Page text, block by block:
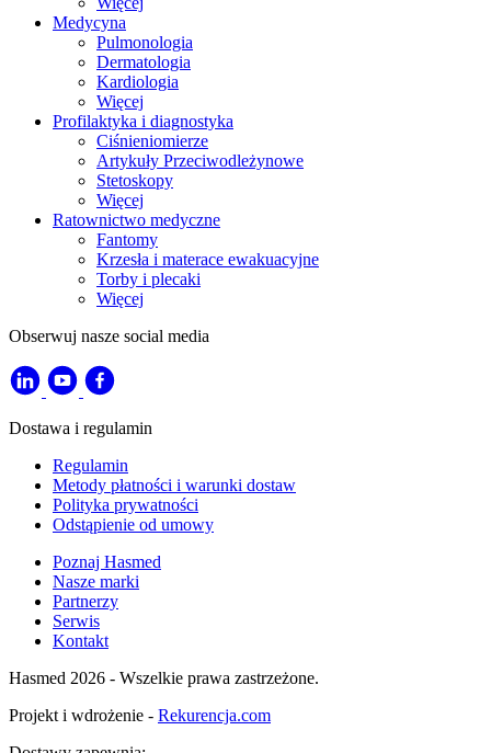
Medycyna
Pulmonologia
Dermatologia
Kardiologia
Więcej
Profilaktyka i diagnostyka
Ciśnieniomierze
Artykuły Przeciwodleżynowe
Stetoskopy
Więcej
Ratownictwo medyczne
Fantomy
Krzesła i materace ewakuacyjne
Torby i plecaki
Więcej
Obserwuj nasze social media
Dostawa i regulamin
Regulamin
Metody płatności i warunki dostaw
Polityka prywatności
Odstąpienie od umowy
Poznaj Hasmed
Nasze marki
Partnerzy
Serwis
Kontakt
Hasmed 2026 - Wszelkie prawa zastrzeżone.
Projekt i wdrożenie - Rekurencja.com